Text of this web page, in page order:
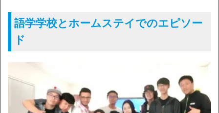
語学学校とホームステイでのエピソー
ド